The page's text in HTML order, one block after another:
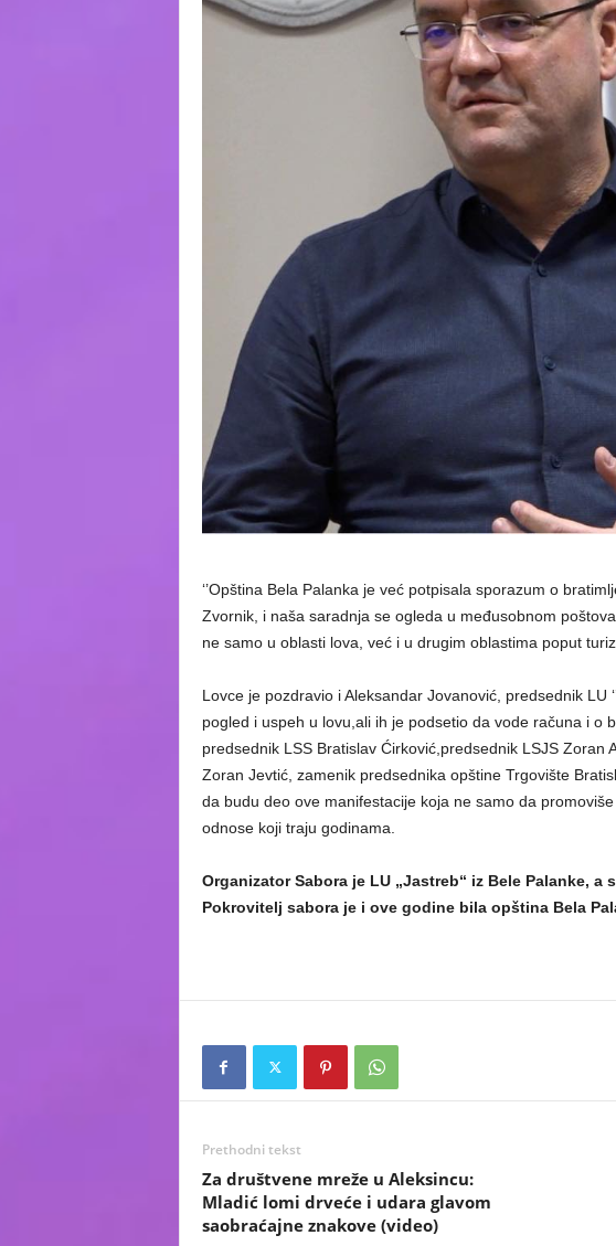
‘’Opština Bela Palanka je već potpisala sporazum o
Zvornik, i naša saradnja se ogleda u međusobnom
ne samo u oblasti lova, već i u drugim oblastima poput
Lovce je pozdravio i Aleksandar Jovanović, predsednik LU
pogled i uspeh u lovu,ali ih je podsetio da vode računa i o
predsednik LSS Bratislav Ćirković,predsednik LSJS Zoran
Zoran Jevtić, zamenik predsednika opštine Trgovište
da budu deo ove manifestacije koja ne samo da
odnose koji traju godinama.
Organizator Sabora je LU „Jastreb“ iz Bele Palanke, a
Pokrovitelj sabora je i ove godine bila opština Bela
Prethodni tekst
Za društvene mreže u Aleksincu:
Mladić lomi drveće i udara glavom
saobraćajne znakove (video)